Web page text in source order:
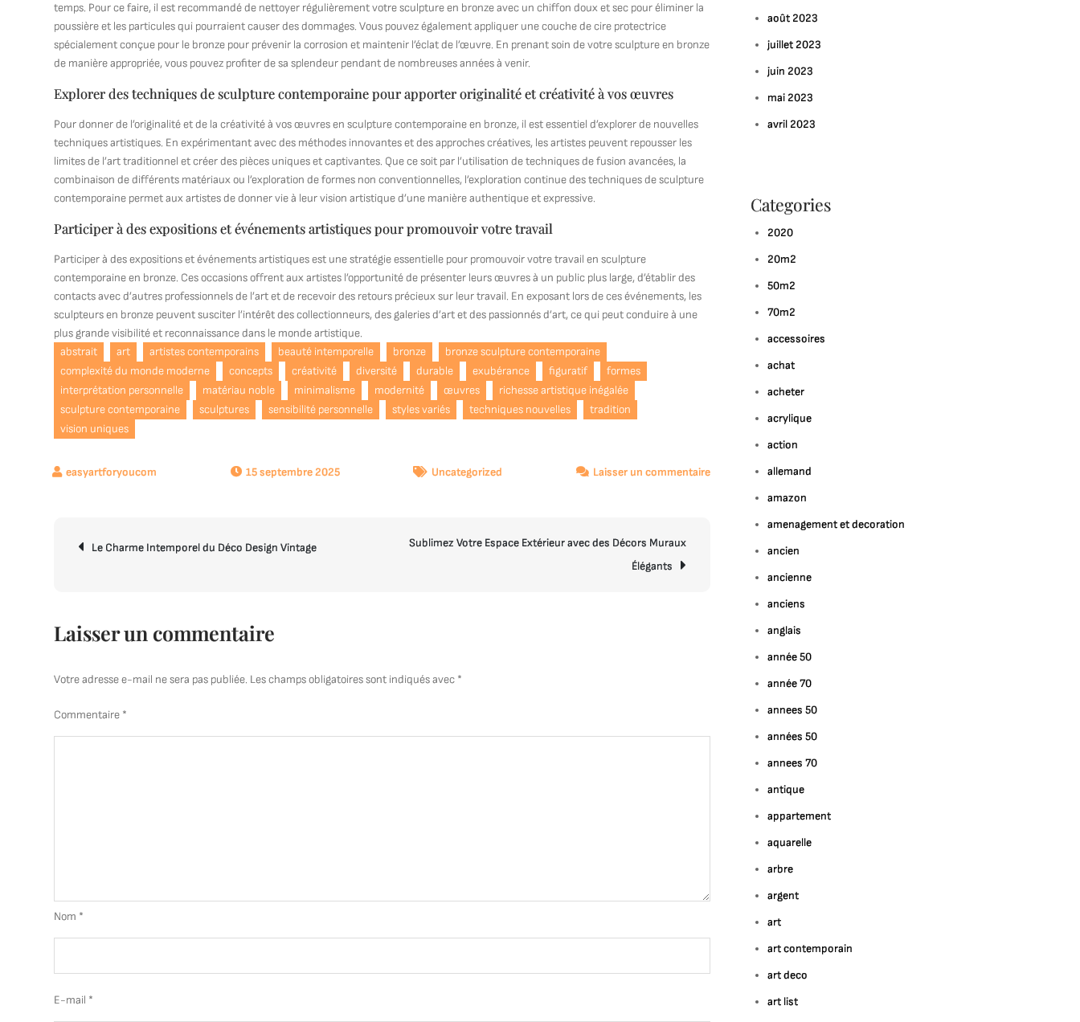
temps. Pour ce faire, il est recommandé de nettoyer régulièrement votre sculpture en bronze avec un chiffon doux et sec pour éliminer la
poussière et les particules qui pourraient causer des dommages. Vous pouvez également appliquer une couche de cire protectrice
spécialement conçue pour le bronze pour prévenir la corrosion et maintenir l’éclat de l’œuvre. En prenant soin de votre sculpture en bronze
de manière appropriée, vous pouvez profiter de sa splendeur pendant de nombreuses années à venir.
Explorer des techniques de sculpture contemporaine pour apporter originalité et créativité à vos œuvres
Pour donner de l’originalité et de la créativité à vos œuvres en sculpture contemporaine en bronze, il est essentiel d’explorer de nouvelles
techniques artistiques. En expérimentant avec des méthodes innovantes et des approches créatives, les artistes peuvent repousser les
limites de l’art traditionnel et créer des pièces uniques et captivantes. Que ce soit par l’utilisation de techniques de fusion avancées, la
combinaison de différents matériaux ou l’exploration de formes non conventionnelles, l’exploration continue des techniques de sculpture
contemporaine permet aux artistes de donner vie à leur vision artistique d’une manière authentique et expressive.
Participer à des expositions et événements artistiques pour promouvoir votre travail
Participer à des expositions et événements artistiques est une stratégie essentielle pour promouvoir votre travail en sculpture
contemporaine en bronze. Ces occasions offrent aux artistes l’opportunité de présenter leurs œuvres à un public plus large, d’établir des
contacts avec d’autres professionnels de l’art et de recevoir des retours précieux sur leur travail. En exposant lors de ces événements, les
sculpteurs en bronze peuvent susciter l’intérêt des collectionneurs, des galeries d’art et des passionnés d’art, ce qui peut conduire à une
plus grande visibilité et reconnaissance dans le monde artistique.
abstrait
art artistes contemporains beauté intemporelle bronze
bronze sculpture contemporaine
complexité du monde moderne
concepts créativité diversité durable exubérance figuratif
formes
interprétation personnelle
matériau noble minimalisme modernité œuvres
richesse artistique inégalée
sculpture contemporaine
sculptures sensibilité personnelle styles variés techniques nouvelles
tradition
vision uniques
15 septembre 2025 Uncategorized Laisser un commentairesur
Intemporelle
Sculpture
Contemporaine
Navigation
Le Charme Intemporel du Déco Design Vintage
Sublimez Votre Espace Extérieur avec des Décors Muraux
Élégants
Laisser un commentaire
Votre adresse e-mail ne sera pas publiée. Les champs obligatoires sont indiqués avec *
Commentaire *
Nom *
E-mail *
août 2023
juillet 2023
juin 2023
mai 2023
avril 2023
Categories
2020
20m2
50m2
70m2
accessoires
achat
acheter
acrylique
action
allemand
amazon
amenagement et decoration
ancien
ancienne
anciens
anglais
année 50
année 70
annees 50
années 50
annees 70
antique
appartement
aquarelle
arbre
argent
art
art contemporain
art deco
art list